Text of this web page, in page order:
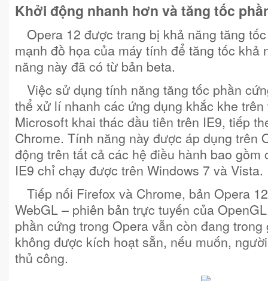
Khởi động nhanh hơn và tăng tốc
Opera 12 được trang bị khả năng tăng
mạnh đồ họa của máy tính để tăng tốc khả
năng này đã có từ bản beta.
Việc sử dụng tính năng tăng tốc phần
thể xử lí nhanh các ứng dụng khắc khe
Microsoft khai thác đầu tiên trên IE9, tiếp
Chrome. Tính năng này được áp dụng trên
động trên tất cả các hệ điều hành bao gồm
IE9 chỉ chạy được trên Windows 7 và Vista.
Tiếp nối Firefox và Chrome, bản Opera
WebGL – phiên bản trực tuyến của
phần cứng trong Opera vẫn còn đang
không được kích hoạt sẵn, nếu muốn,
thủ công.